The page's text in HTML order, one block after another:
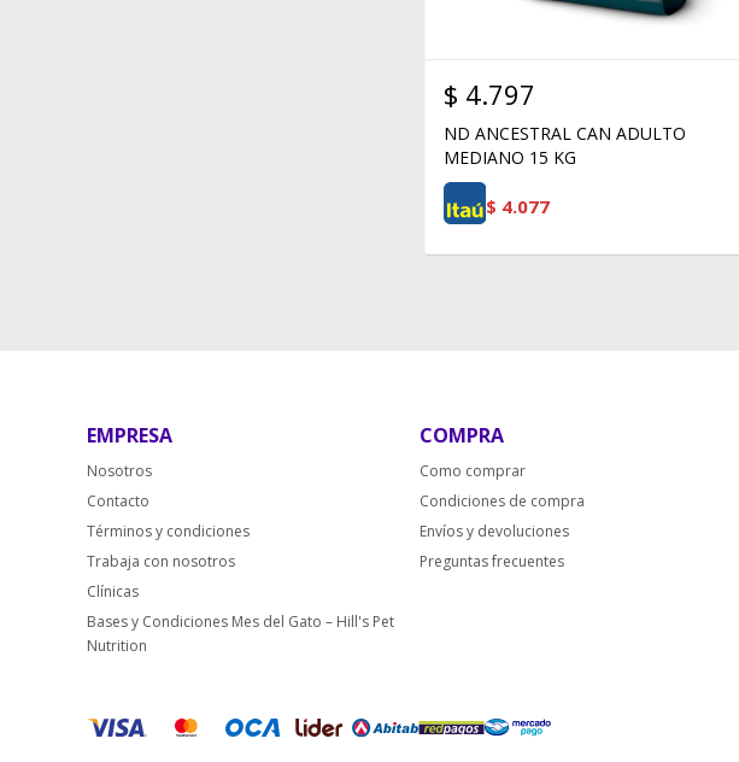
$ 4.797
ND ANCESTRAL CAN ADULTO
MEDIANO 15 KG
$ 4.077
EMPRESA
Nosotros
Contacto
Términos y condiciones
Trabaja con nosotros
Clínicas
Bases y Condiciones Mes del Gato – Hill's Pet
Nutrition
COMPRA
Como comprar
Condiciones de compra
Envíos y devoluciones
Preguntas frecuentes